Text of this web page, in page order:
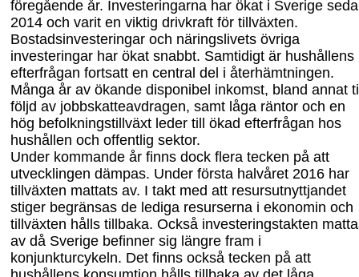
föregående år. Investeringarna har ökat i Sverige
2014 och varit en viktig drivkraft för tillväxten.
Bostadsinvesteringar och näringslivets övriga
investeringar har ökat snabbt. Samtidigt är hushållens
efterfrågan fortsatt en central del i återhämtningen.
Många år av ökande disponibel inkomst, bland annat
följd av jobbskatteavdragen, samt låga räntor och en
hög befolkningstillväxt leder till ökad efterfrågan hos
hushållen och offentlig sektor.
Under kommande år finns dock flera tecken på att
utvecklingen dämpas. Under första halvåret 2016 har
tillväxten mattats av. I takt med att resursutnyttjandet
stiger begränsas de lediga resurserna i ekonomin och
tillväxten hålls tillbaka. Också investeringstakten
av då Sverige befinner sig längre fram i
konjunkturcykeln. Det finns också tecken på att